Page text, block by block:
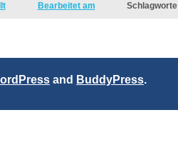
Bearbeitet am Schlagworte
and BuddyPress.